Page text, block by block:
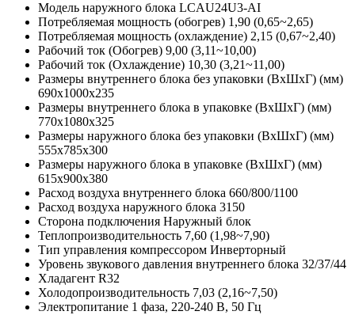
Модель наружного блока LCAU24U3-AI
Потребляемая мощность (обогрев) 1,90 (0,65~2,65)
Потребляемая мощность (охлаждение) 2,15 (0,67~2,40)
Рабочий ток (Обогрев) 9,00 (3,11~10,00)
Рабочий ток (Охлаждение) 10,30 (3,21~11,00)
Размеры внутреннего блока без упаковки (ВхШхГ) (мм)
690х1000х235
Размеры внутреннего блока в упаковке (ВхШхГ) (мм)
770х1080х325
Размеры наружного блока без упаковки (ВхШхГ) (мм)
555х785х300
Размеры наружного блока в упаковке (ВхШхГ) (мм)
615х900х380
Расход воздуха внутреннего блока 660/800/1100
Расход воздуха наружного блока 3150
Сторона подключения Наружный блок
Теплопроизводительность 7,60 (1,98~7,90)
Тип управления компрессором Инверторный
Уровень звукового давления внутреннего блока 32/37/44
Хладагент R32
Холодопроизводительность 7,03 (2,16~7,50)
Электропитание 1 фаза, 220-240 В, 50 Гц